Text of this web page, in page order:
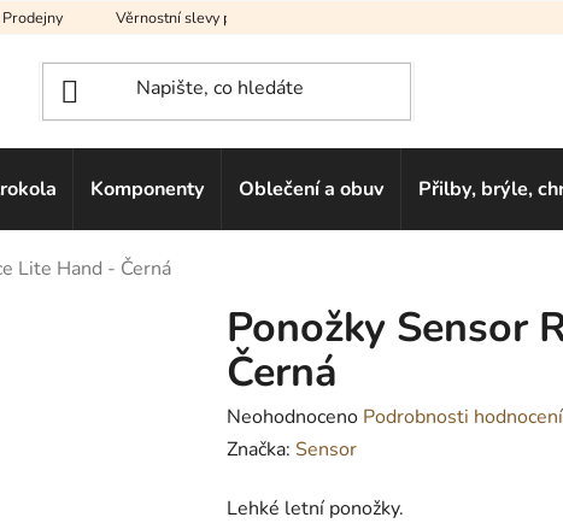
Prodejny Věrnostní slevy pro vás
Komponenty Oblečení a obuv Přilby, brýle,
Lite Hand - Černá
Ponožky Sensor
Černá
Průměrné
hodnocení
je
Neohodnoceno Podrobnosti hodnocení
Značka: Sensor
Lehké letní ponožky.